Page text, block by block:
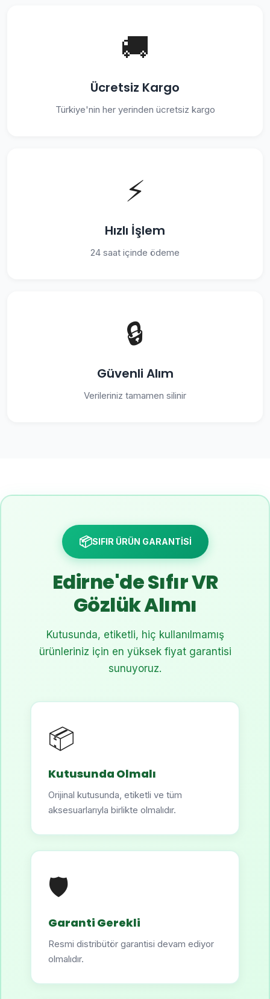
🚚
Ücretsiz Kargo
Türkiye'nin her yerinden ücretsiz kargo
⚡
Hızlı İşlem
24 saat içinde ödeme
🔒
Güvenli Alım
Verileriniz tamamen silinir
📦SIFIR ÜRÜN GARANTİSİ
Edirne'de Sıfır VR
Gözlük Alımı
Kutusunda, etiketli, hiç kullanılmamış
ürünleriniz için en yüksek fiyat garantisi
sunuyoruz.
📦
Kutusunda Olmalı
Orijinal kutusunda, etiketli ve tüm
aksesuarlarıyla birlikte olmalıdır.
🛡️
Garanti Gerekli
Resmi distribütör garantisi devam ediyor
olmalıdır.